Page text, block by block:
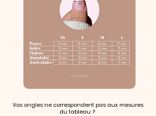
Vos ongles ne correspondent pas aux mesures
du tableau ?